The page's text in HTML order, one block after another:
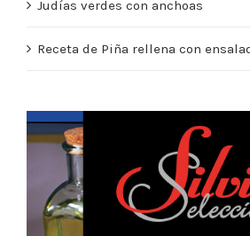
Judías verdes con anchoas
Receta de Piña rellena con